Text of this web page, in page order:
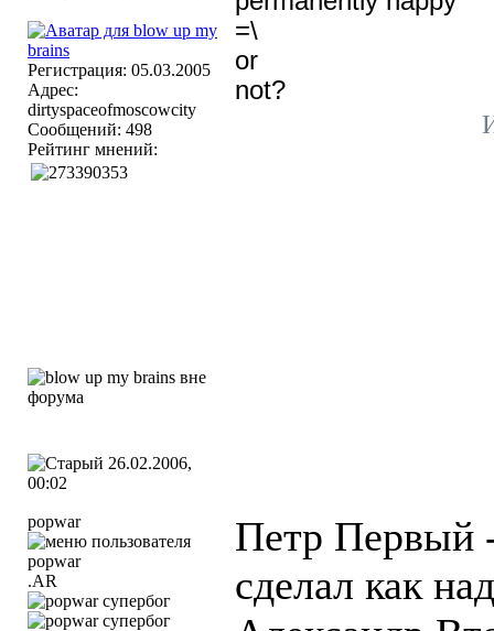
Регистрация: 05.03.2005
Адрес:
dirtyspaceofmoscowcity
Сообщений: 498
Рейтинг мнений:
=\
or
not?
26.02.2006,
00:02
popwar
.AR
Петр Первый
сделал как